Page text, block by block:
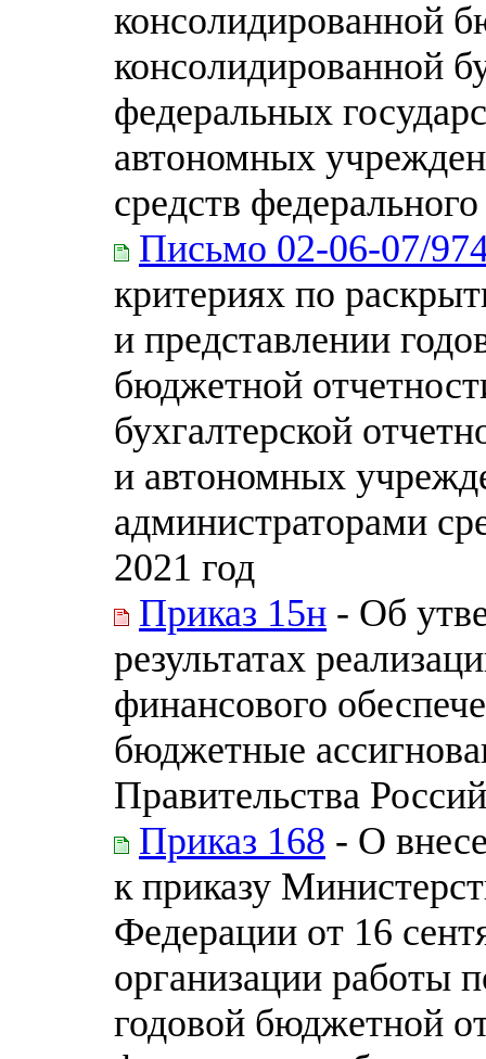
консолидированной
консолидированной
федеральных
автономных
средств
Письмо 02-06-07/
критериях по
и представлении
бюджетной
бухгалтерской
и автономных
администраторами
2021 год
Приказ 15н - Об
результатах
финансового
бюджетные
Правительства
Приказ 168 - О
к приказу
Федерации от 16
организации работы
годовой бюджетной